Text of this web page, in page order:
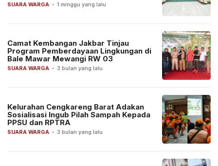
SUARA WARGA - 1 minggu yang lalu
SUARA WARGA - 3 bulan yang lalu
Camat Kembangan Jakbar Tinjau
Program Pemberdayaan Lingkungan di
Bale Mawar Mewangi RW 03
SUARA WARGA - 3 bulan yang lalu
Kelurahan Cengkareng Barat Adakan
Sosialisasi Ingub Pilah Sampah Kepada
PPSU dan RPTRA